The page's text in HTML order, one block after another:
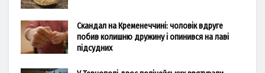
Скандал на Кременеччині: чоловік вдруге
побив колишню дружину і опинився на лаві
підсудних